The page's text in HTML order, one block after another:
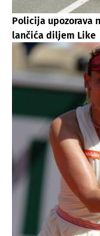
Policija upozorava
lančića diljem Like